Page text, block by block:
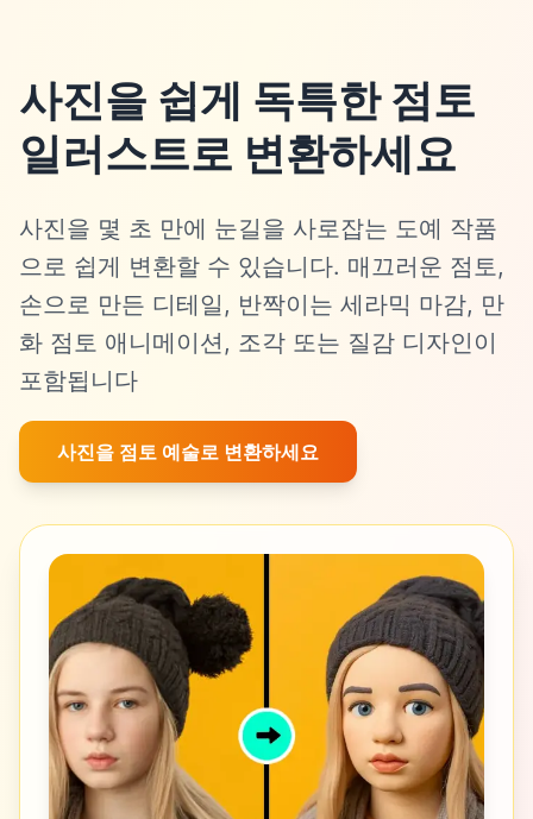
사진을 쉽게 독특한 점토
일러스트로 변환하세요
사진을 몇 초 만에 눈길을 사로잡는 도예 작품
으로 쉽게 변환할 수 있습니다. 매끄러운 점토,
손으로 만든 디테일, 반짝이는 세라믹 마감, 만
화 점토 애니메이션, 조각 또는 질감 디자인이
포함됩니다
사진을 점토 예술로 변환하세요